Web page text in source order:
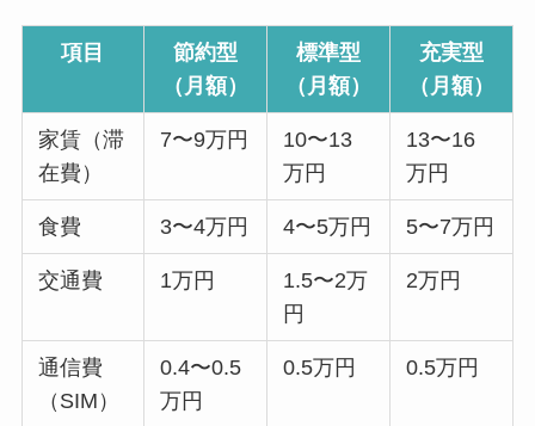
項目
節約型
（月額）
標準型
（月額）
充実型
（月額）
家賃（滞
在費）
7〜9万円
10〜13
万円
13〜16
万円
食費 3〜4万円 4〜5万円 5〜7万円
交通費 1万円
1.5〜2万
円
2万円
通信費
（SIM）
0.4〜0.5
万円
0.5万円 0.5万円